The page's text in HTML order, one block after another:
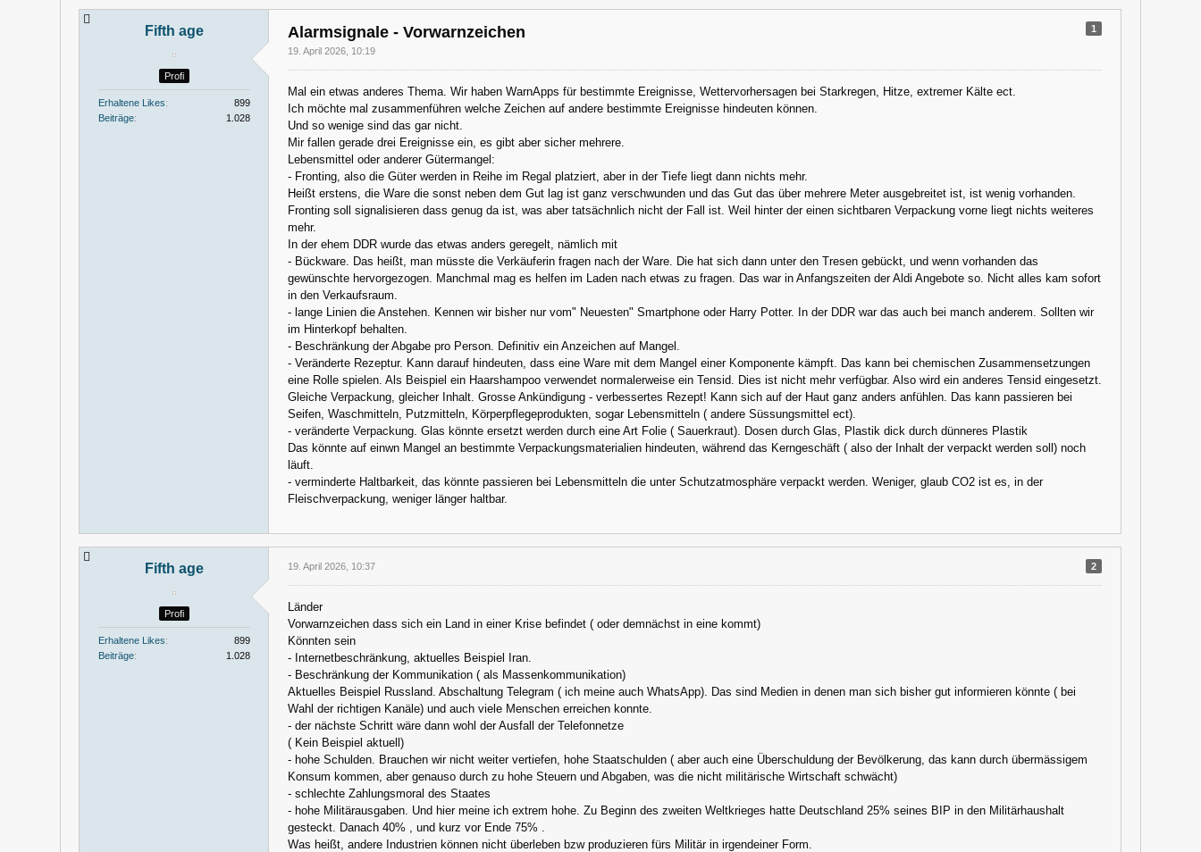
Fifth age
Profi
Erhaltene Likes
899
Beiträge
1.028
1
Alarmsignale - Vorwarnzeichen
19. April 2026, 10:19
Mal ein etwas anderes Thema. Wir haben WarnApps für bestimmte Ereignisse, Wettervorhersagen bei Starkregen, Hitze, extremer Kälte ect.
Ich möchte mal zusammenführen welche Zeichen auf andere bestimmte Ereignisse hindeuten können.
Und so wenige sind das gar nicht.
Mir fallen gerade drei Ereignisse ein, es gibt aber sicher mehrere.
Lebensmittel oder anderer Gütermangel:
- Fronting, also die Güter werden in Reihe im Regal platziert, aber in der Tiefe liegt dann nichts mehr.
Heißt erstens, die Ware die sonst neben dem Gut lag ist ganz verschwunden und das Gut das über mehrere Meter ausgebreitet ist, ist wenig vorhanden.
Fronting soll signalisieren dass genug da ist, was aber tatsächnlich nicht der Fall ist. Weil hinter der einen sichtbaren Verpackung vorne liegt nichts weiteres
mehr.
In der ehem DDR wurde das etwas anders geregelt, nämlich mit
- Bückware. Das heißt, man müsste die Verkäuferin fragen nach der Ware. Die hat sich dann unter den Tresen gebückt, und wenn vorhanden das
gewünschte hervorgezogen. Manchmal mag es helfen im Laden nach etwas zu fragen. Das war in Anfangszeiten der Aldi Angebote so. Nicht alles kam sofort
in den Verkaufsraum.
- lange Linien die Anstehen. Kennen wir bisher nur vom" Neuesten" Smartphone oder Harry Potter. In der DDR war das auch bei manch anderem. Sollten wir
im Hinterkopf behalten.
- Beschränkung der Abgabe pro Person. Definitiv ein Anzeichen auf Mangel.
- Veränderte Rezeptur. Kann darauf hindeuten, dass eine Ware mit dem Mangel einer Komponente kämpft. Das kann bei chemischen Zusammensetzungen
eine Rolle spielen. Als Beispiel ein Haarshampoo verwendet normalerweise ein Tensid. Dies ist nicht mehr verfügbar. Also wird ein anderes Tensid eingesetzt.
Gleiche Verpackung, gleicher Inhalt. Grosse Ankündigung - verbessertes Rezept! Kann sich auf der Haut ganz anders anfühlen. Das kann passieren bei
Seifen, Waschmitteln, Putzmitteln, Körperpflegeprodukten, sogar Lebensmitteln ( andere Süssungsmittel ect).
- veränderte Verpackung. Glas könnte ersetzt werden durch eine Art Folie ( Sauerkraut). Dosen durch Glas, Plastik dick durch dünneres Plastik
Das könnte auf einwn Mangel an bestimmte Verpackungsmaterialien hindeuten, während das Kerngeschäft ( also der Inhalt der verpackt werden soll) noch
läuft.
- verminderte Haltbarkeit, das könnte passieren bei Lebensmitteln die unter Schutzatmosphäre verpackt werden. Weniger, glaub CO2 ist es, in der
Fleischverpackung, weniger länger haltbar.
Fifth age
Profi
Erhaltene Likes
899
Beiträge
1.028
2
19. April 2026, 10:37
Länder
Vorwarnzeichen dass sich ein Land in einer Krise befindet ( oder demnächst in eine kommt)
Könnten sein
- Internetbeschränkung, aktuelles Beispiel Iran.
- Beschränkung der Kommunikation ( als Massenkommunikation)
Aktuelles Beispiel Russland. Abschaltung Telegram ( ich meine auch WhatsApp). Das sind Medien in denen man sich bisher gut informieren könnte ( bei
Wahl der richtigen Kanäle) und auch viele Menschen erreichen konnte.
- der nächste Schritt wäre dann wohl der Ausfall der Telefonnetze
( Kein Beispiel aktuell)
- hohe Schulden. Brauchen wir nicht weiter vertiefen, hohe Staatschulden ( aber auch eine Überschuldung der Bevölkerung, das kann durch übermässigem
Konsum kommen, aber genauso durch zu hohe Steuern und Abgaben, was die nicht militärische Wirtschaft schwächt)
- schlechte Zahlungsmoral des Staates
- hohe Militärausgaben. Und hier meine ich extrem hohe. Zu Beginn des zweiten Weltkrieges hatte Deutschland 25% seines BIP in den Militärhaushalt
gesteckt. Danach 40% , und kurz vor Ende 75% .
Was heißt, andere Industrien können nicht überleben bzw produzieren fürs Militär in irgendeiner Form.